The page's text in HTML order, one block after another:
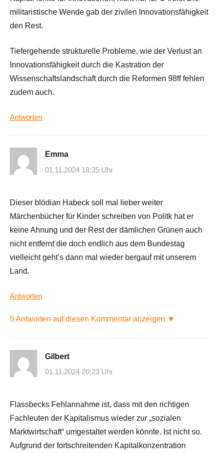
militaristische Wende gab der zivilen Innovationsfähigkeit
den Rest.
Tiefergehende strukturelle Probleme, wie der Verlust an
Innovationsfähigkeit durch die Kastration der
Wissenschaftslandschaft durch die Reformen 98ff fehlen
zudem auch.
Antworten
Emma
01.11.2024 18:35 Uhr
Dieser blödian Habeck soll mal lieber weiter
Märchenbücher für Kinder schreiben von Politk hat er
keine Ahnung und der Rest der dämlichen Grünen auch
nicht entfernt die doch endlich aus dem Bundestag
vielleicht geht’s dann mal wieder bergauf mit unserem
Land.
Antworten
5 Antworten auf diesen Kommentar anzeigen ▼
Gilbert
01.11.2024 20:23 Uhr
Flassbecks Fehlannahme ist, dass mit den richtigen
Fachleuten der Kapitalismus wieder zur „sozialen
Marktwirtschaft“ umgestaltet werden könnte. Ist nicht so.
Aufgrund der fortschreitenden Kapitalkonzentration